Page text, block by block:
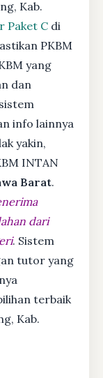
Kab.
Paket C di
PKBM
yang
dan
info lainnya
yakin,
INTAN
Barat.
dari
. Sistem
tutor yang
terbaik
Kab.